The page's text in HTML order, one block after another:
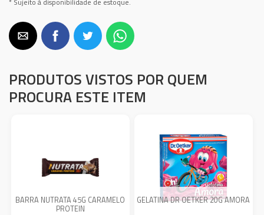
* Sujeito à disponibilidade de estoque.
PRODUTOS VISTOS POR QUEM
PROCURA ESTE ITEM
BARRA NUTRATA 45G CARAMELO
PROTEIN
GELATINA DR OETKER 20G AMORA